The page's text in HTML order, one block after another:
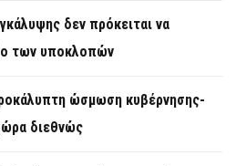
δεν πρόκειται να
των υποκλοπών
ώσμωση κυβέρνησης-
διεθνώς